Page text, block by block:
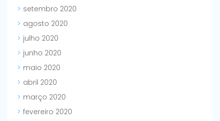
setembro 2020
agosto 2020
julho 2020
junho 2020
maio 2020
abril 2020
março 2020
fevereiro 2020